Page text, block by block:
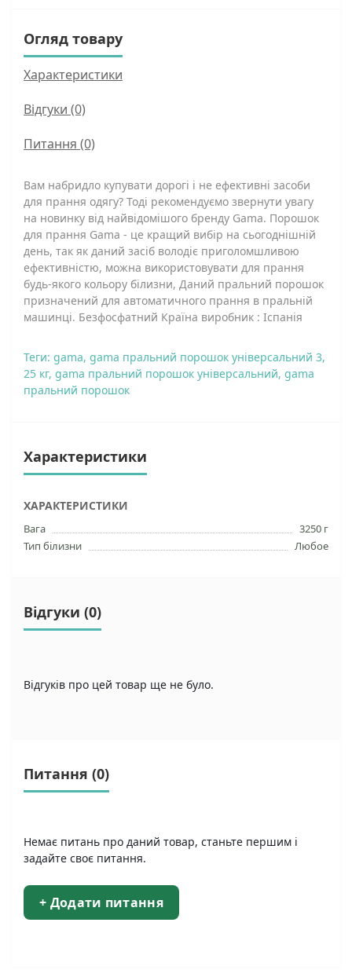
Огляд товару
Характеристики
Відгуки (0)
Питання (0)
Вам набридло купувати дорогі і не ефективні засоби
для прання одягу? Тоді рекомендуємо звернути увагу
на новинку від найвідомішого бренду Gama. Порошок
для прання Gama - це кращий вибір на сьогоднішній
день, так як даний засіб володіє приголомшливою
ефективністю, можна використовувати для прання
будь-якого кольору білизни, Даний пральний порошок
призначений для автоматичного прання в пральній
машинці. Безфосфатний Країна виробник : Іспанія
Теги: gama, gama пральний порошок універсальний 3,
25 кг, gama пральний порошок універсальний, gama
пральний порошок
Характеристики
ХАРАКТЕРИСТИКИ
Вага
3250 г
Тип білизни
Любое
Відгуки (0)
Відгуків про цей товар ще не було.
Питання (0)
Немає питань про даний товар, станьте першим і
задайте своє питання.
+ Додати питання